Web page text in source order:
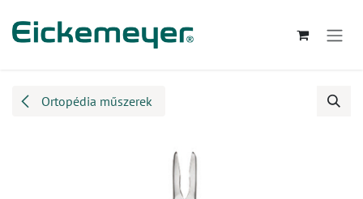
Ortopédia műszerek